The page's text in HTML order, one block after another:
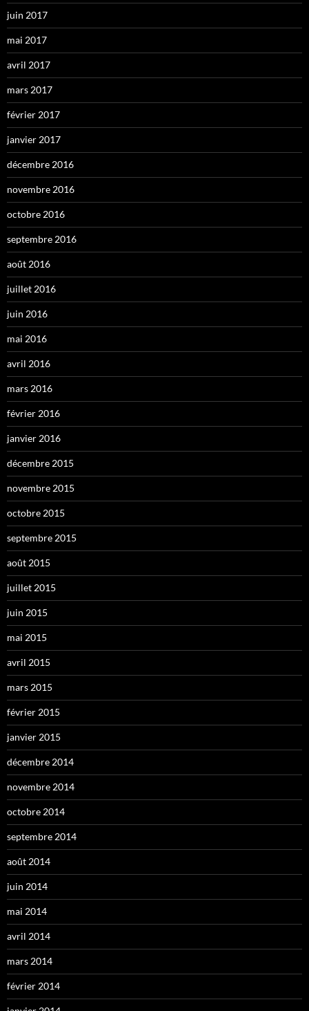
juin 2017
mai 2017
avril 2017
mars 2017
février 2017
janvier 2017
décembre 2016
novembre 2016
octobre 2016
septembre 2016
août 2016
juillet 2016
juin 2016
mai 2016
avril 2016
mars 2016
février 2016
janvier 2016
décembre 2015
novembre 2015
octobre 2015
septembre 2015
août 2015
juillet 2015
juin 2015
mai 2015
avril 2015
mars 2015
février 2015
janvier 2015
décembre 2014
novembre 2014
octobre 2014
septembre 2014
août 2014
juin 2014
mai 2014
avril 2014
mars 2014
février 2014